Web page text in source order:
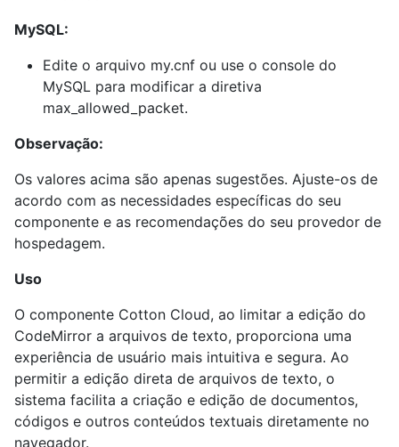
MySQL:
Edite o arquivo my.cnf ou use o console do
MySQL para modificar a diretiva
max_allowed_packet.
Observação:
Os valores acima são apenas sugestões. Ajuste-os de
acordo com as necessidades específicas do seu
componente e as recomendações do seu provedor de
hospedagem.
Uso
O componente Cotton Cloud, ao limitar a edição do
CodeMirror a arquivos de texto, proporciona uma
experiência de usuário mais intuitiva e segura. Ao
permitir a edição direta de arquivos de texto, o
sistema facilita a criação e edição de documentos,
códigos e outros conteúdos textuais diretamente no
navegador.